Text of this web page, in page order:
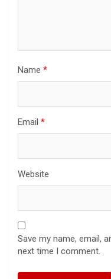
Name *
Email *
Website
Save my name, email,
next time I comment.